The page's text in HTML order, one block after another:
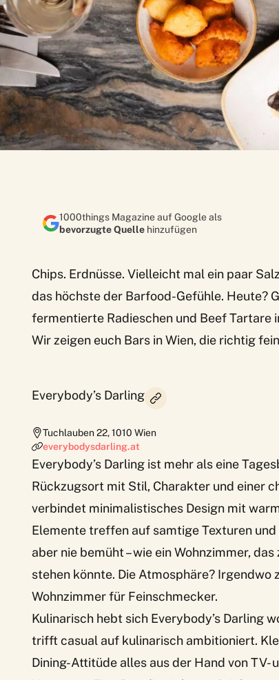
1000things Magazine auf Google als
bevorzugte Quelle hinzufügen
Chips. Erdnüsse. Vielleicht mal ein paar
das höchste der Barfood-Gefühle. Heute?
fermentierte Radieschen und Beef Tartare
Wir zeigen euch Bars in Wien, die richtig
Everybody’s Darling
Tuchlauben 22,1010 Wien
everybodysdarling.at
Everybody’s Darling ist mehr als eine
Rückzugsort mit Stil, Charakter und einer
verbindet minimalistisches Design mit
Elemente treffen auf samtige Texturen
aber nie bemüht – wie ein Wohnzimmer,
stehen könnte. Die Atmosphäre? Irgendwo
Wohnzimmer für Feinschmecker.
Kulinarisch hebt sich Everybody’s Darling
trifft casual auf kulinarisch ambitioniert.
Dining-Attitüde alles aus der Hand von